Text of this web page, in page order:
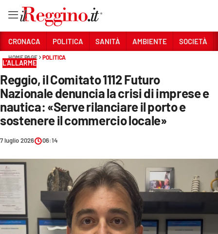
Sezioni
CRONACA
POLITICA
SANITÀ
AMBIENTE
SOCIETÀ
CULTURA
ECONOMIA E LAVORO
EVENTI
CRONACA POLITICA SANITÀ AMBIENTE SOCIETÀ
HOME PAGE POLITICA
L’ALLARME
Reggio, il Comitato 1112 Futuro
Nazionale denuncia la crisi di imprese e
nautica: «Serve rilanciare il porto e
sostenere il commercio locale»
7 luglio 2026 06:14